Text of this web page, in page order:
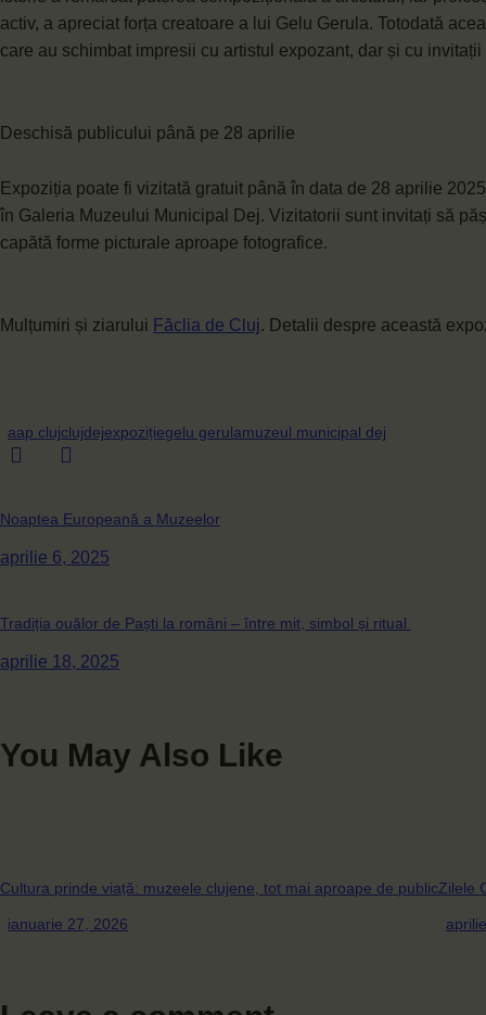
activ, a apreciat forța creatoare a lui Gelu Gerula. Totodată
care au schimbat impresii cu artistul expozant, dar și cu
Deschisă publicului până pe 28 aprilie
Expoziția poate fi vizitată gratuit până în data de 28 aprilie
în Galeria Muzeului Municipal Dej. Vizitatorii sunt invitați să
capătă forme picturale aproape fotografice.
Mulțumiri și ziarului Făclia de Cluj. Detalii despre această
aap clujclujdejexpozițiegelu gerulamuzeul municipal dej
Noaptea Europeană a Muzeelor
aprilie 6, 2025
Tradiția ouălor de Paști la români – între mit, simbol și ritual
aprilie 18, 2025
You May Also Like
Cultura prinde viață: muzeele clujene, tot mai aproape de public
ianuarie 27, 2026
Zilele